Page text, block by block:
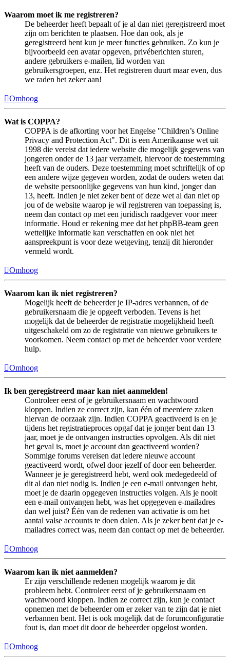
Waarom moet ik me registreren?
De beheerder heeft bepaalt of je al dan niet geregistreerd moet
zijn om berichten te plaatsen. Hoe dan ook, als je
geregistreerd bent kun je meer functies gebruiken. Zo kun je
bijvoorbeeld een avatar opgeven, privéberichten sturen,
andere gebruikers e-mailen, lid worden van
gebruikersgroepen, enz. Het registreren duurt maar even, dus
we raden het zeker aan!
Omhoog
Wat is COPPA?
COPPA is de afkorting voor het Engelse "Children’s Online
Privacy and Protection Act". Dit is een Amerikaanse wet uit
1998 die vereist dat iedere website die mogelijk gegevens van
jongeren onder de 13 jaar verzamelt, hiervoor de toestemming
heeft van de ouders. Deze toestemming moet schriftelijk of op
een andere wijze gegeven worden, zodat de ouders weten dat
de website persoonlijke gegevens van hun kind, jonger dan
13, heeft. Indien je niet zeker bent of deze wet al dan niet op
jou of de website waarop je wil registreren van toepassing is,
neem dan contact op met een juridisch raadgever voor meer
informatie. Houd er rekening mee dat het phpBB-team geen
wettelijke informatie kan verschaffen en ook niet het
aanspreekpunt is voor deze wetgeving, tenzij dit hieronder
vermeld wordt.
Omhoog
Waarom kan ik niet registreren?
Mogelijk heeft de beheerder je IP-adres verbannen, of de
gebruikersnaam die je opgeeft verboden. Tevens is het
mogelijk dat de beheerder de registratie mogelijkheid heeft
uitgeschakeld om zo de registratie van nieuwe gebruikers te
voorkomen. Neem contact op met de beheerder voor verdere
hulp.
Omhoog
Ik ben geregistreerd maar kan niet aanmelden!
Controleer eerst of je gebruikersnaam en wachtwoord
kloppen. Indien ze correct zijn, kan één of meerdere zaken
hiervan de oorzaak zijn. Indien COPPA geactiveerd is en je
tijdens het registratieproces opgaf dat je jonger bent dan 13
jaar, moet je de ontvangen instructies opvolgen. Als dit niet
het geval is, moet je account dan geactiveerd worden?
Sommige forums vereisen dat iedere nieuwe account
geactiveerd wordt, ofwel door jezelf of door een beheerder.
Wanneer je je geregistreerd hebt, werd ook medegedeeld of
dit al dan niet nodig is. Indien je een e-mail ontvangen hebt,
moet je de daarin opgegeven instructies volgen. Als je nooit
een e-mail ontvangen hebt, was het opgegeven e-mailadres
dan wel juist? Één van de redenen van activatie is om het
aantal valse accounts te doen dalen. Als je zeker bent dat je e-
mailadres correct was, neem dan contact op met de beheerder.
Omhoog
Waarom kan ik niet aanmelden?
Er zijn verschillende redenen mogelijk waarom je dit
probleem hebt. Controleer eerst of je gebruikersnaam en
wachtwoord kloppen. Indien ze correct zijn, kun je contact
opnemen met de beheerder om er zeker van te zijn dat je niet
verbannen bent. Het is ook mogelijk dat de forumconfiguratie
fout is, dan moet dit door de beheerder opgelost worden.
Omhoog